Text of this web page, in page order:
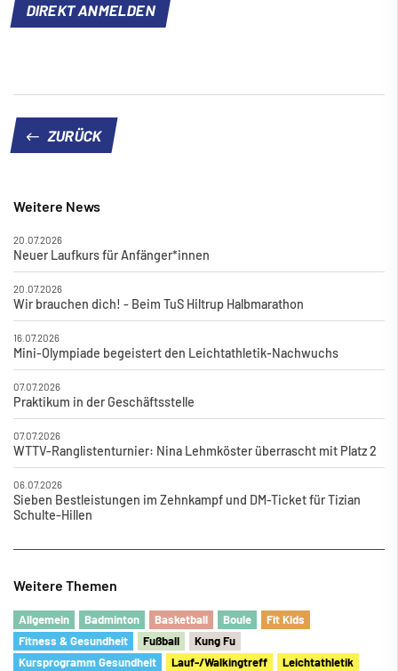
DIREKT ANMELDEN
ZURÜCK
Weitere News
20.07.2026
Neuer Laufkurs für Anfänger*innen
20.07.2026
Wir brauchen dich! - Beim TuS Hiltrup Halbmarathon
16.07.2026
Mini-Olympiade begeistert den Leichtathletik-Nachwuchs
07.07.2026
Praktikum in der Geschäftsstelle
07.07.2026
WTTV-Ranglistenturnier: Nina Lehmköster überrascht mit Platz 2
06.07.2026
Sieben Bestleistungen im Zehnkampf und DM-Ticket für Tizian
Schulte-Hillen
Weitere Themen
Allgemein Badminton Basketball Boule
Fit Kids
Fitness & Gesundheit
Fußball
Kung Fu
Kursprogramm Gesundheit
Lauf-/Walkingtreff
Leichtathletik